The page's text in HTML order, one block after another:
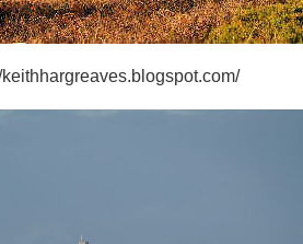
keithhargreaves.blogspot.com/